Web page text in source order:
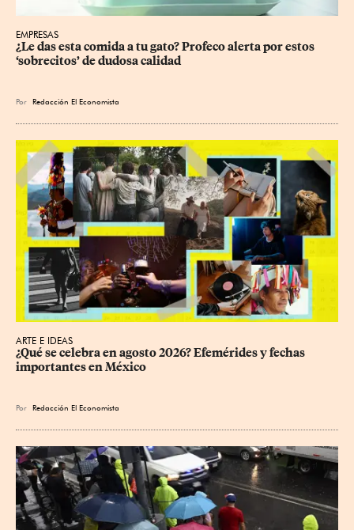
EMPRESAS
¿Le das esta comida a tu gato? Profeco alerta por estos
‘sobrecitos’ de dudosa calidad
Por Redacción El Economista
ARTE E IDEAS
¿Qué se celebra en agosto 2026? Efemérides y fechas
importantes en México
Por Redacción El Economista